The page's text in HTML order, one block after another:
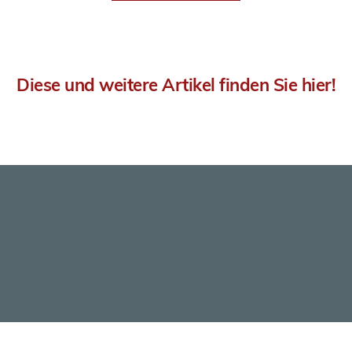
Diese und weitere Artikel finden Sie hier!